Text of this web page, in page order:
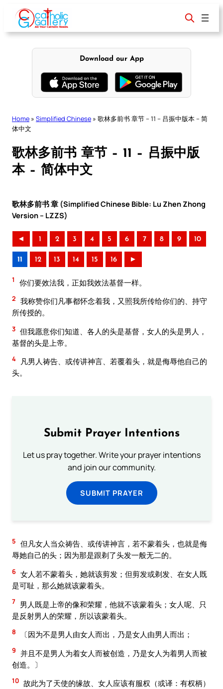
content
Download our App
Home » Simplified Chinese » 歌林多前书 章节 – 11 – 吕振中版本 – 简
体中文
歌林多前书 章节 – 11 – 吕振中版
本 – 简体中文
歌林多前书 章 (Simplified Chinese Bible: Lu Zhen Zhong
Version – LZZS)
◄ 1 2 3 4 5 6 7 8 9 10
11 12 13 14 15 16 ►
1 你们要效法我，正如我效法基督一样。
2 我称赞你们凡事都怀念着我，又照我所传给你们的、持守
所传授的。
3 但我愿意你们知道、各人的头是基督，女人的头是男人，
基督的头是上帝。
4
凡男人祷告、或传讲神言、若覆着头，就是侮辱他自己的
头。
Submit Prayer Intentions
Let us pray together. Write your prayer intentions
and join our community.
SUBMIT PRAYER
5 但凡女人当众祷告、或传讲神言，若不蒙着头，也就是侮
辱她自己的头；因为那是跟剃了头发一般无二的。
6 女人若不蒙着头，她就该剪发；但剪发或剃发、在女人既
是可耻，那么她就该蒙着头。
7 男人既是上帝的像和荣耀，他就不该蒙着头；女人呢、只
是反射男人的荣耀，所以该蒙着头。
8 〔因为不是男人由女人而出，乃是女人由男人而出；
9 并且不是男人为着女人而被创造，乃是女人为着男人而被
创造。〕
10 故此为了天使的缘故、女人应该有服权（或译：有权柄）